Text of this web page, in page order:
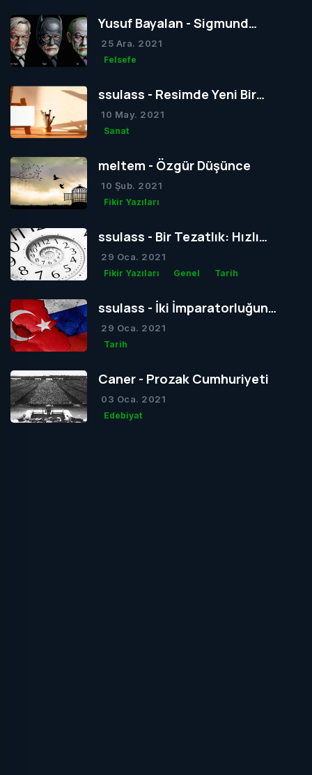
Yusuf Bayalan - Sigmund
Freud’un Yapısal Kuramı
25 Ara. 2021
Felsefe
ssulass - Resimde Yeni Bir
Dönem mi Yoksa Bir Dönemin
Sonu mu?
10 May. 2021
Sanat
meltem - Özgür Düşünce
10 Şub. 2021
Fikir Yazıları
ssulass - Bir Tezatlık: Hızlı
Yaşam, Yavaş Gelişim
29 Oca. 2021
Fikir Yazıları Genel Tarih
ssulass - İki İmparatorluğun
Çağdaşlığa Giden Yolda
Birbiriyle Olan Gizli Rekabeti
29 Oca. 2021
Tarih
Caner - Prozak Cumhuriyeti
03 Oca. 2021
Edebiyat